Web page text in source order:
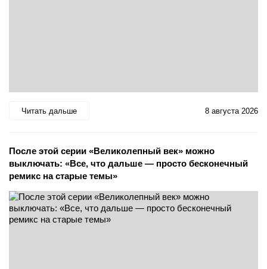
Читать дальше 8 августа 2026
После этой серии «Великолепный век» можно
выключать: «Все, что дальше — просто бесконечный
ремикс на старые темы»